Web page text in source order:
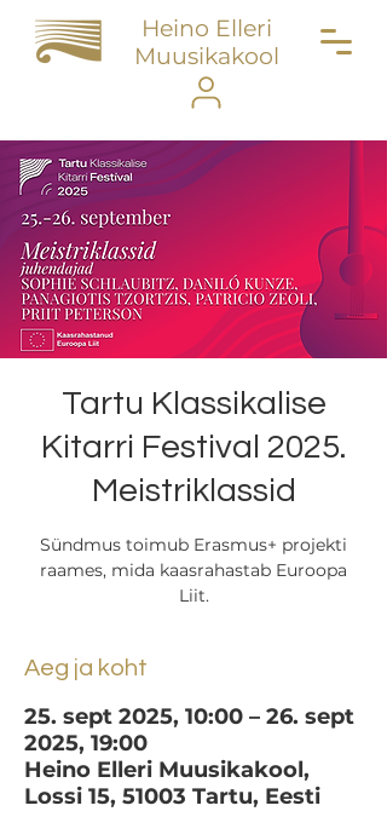
Heino Elleri
Muusikakool
Tartu Klassikalise
Kitarri Festival 2025.
Meistriklassid
Sündmus toimub Erasmus+ projekti
raames, mida kaasrahastab Euroopa
Liit.
Aeg ja koht
25. sept 2025, 10:00 – 26. sept
2025, 19:00
Heino Elleri Muusikakool,
Lossi 15, 51003 Tartu, Eesti